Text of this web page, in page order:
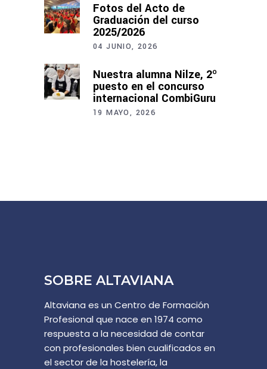
Fotos del Acto de
Graduación del curso
2025/2026
04 JUNIO, 2026
Nuestra alumna Nilze, 2º
puesto en el concurso
internacional CombiGuru
19 MAYO, 2026
SOBRE ALTAVIANA
Altaviana es un Centro de Formación
Profesional que nace en 1974 como
respuesta a la necesidad de contar
con profesionales bien cualificados en
el sector de la hostelería, la